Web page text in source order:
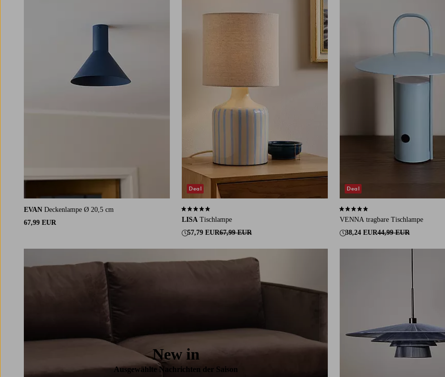
EVAN Deckenlampe Ø 20,5 cm
67,99 EUR
LISA Tischlampe
57,79 EUR67,99 EUR
4,8 basierend auf 4 Bewertungen
Deal
VENNA tragbare Tischlampe
38,24 EUR44,99 EUR
5,0 basierend auf 2 Bewertungen
Deal
New in
Ausgewählte Nachrichten der Saison